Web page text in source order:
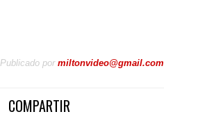
Publicado por miltonvideo@gmail.com
COMPARTIR